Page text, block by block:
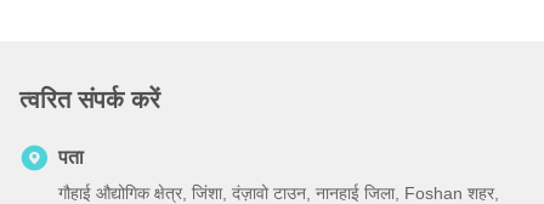
त्वरित संपर्क करें
पता
गौहाई औद्योगिक क्षेत्र, जिंशा, दंज़ावो टाउन, नानहाई जिला, Foshan शहर,